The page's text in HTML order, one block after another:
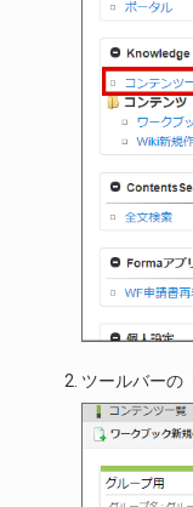
ツールバーの